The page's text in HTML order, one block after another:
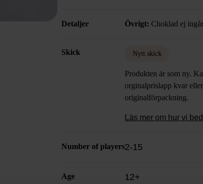
underhållande aktivitet.
Detaljer Övrigt: Choklad ej ingår
Skick Nytt skick
Produkten är som ny.
orginalprislapp kvar
originalförpackning.
Läs mer om hur vi
Number of players2-15
Age 12+